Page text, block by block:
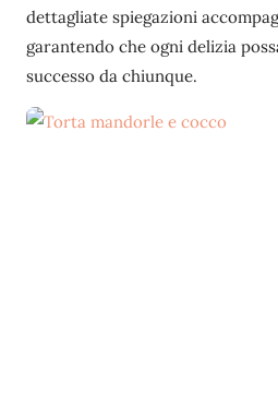
dettagliate spiegazioni
garantendo che ogni delizia
successo da chiunque.